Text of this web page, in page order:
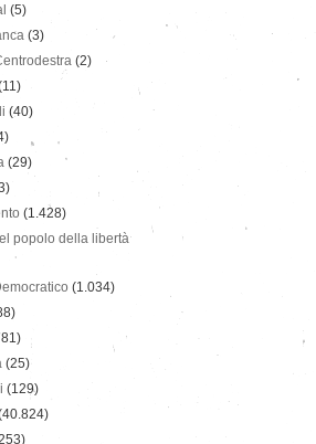
(5)
(3)
(2)
(40)
(29)
(1.428)
popolo della libertà
(1.034)
(25)
(129)